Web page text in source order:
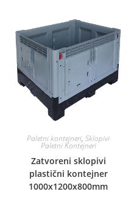
Paletni kontejneri, Sklopivi
Paletni Kontejneri
Zatvoreni sklopivi
plastični kontejner
1000x1200x800mm